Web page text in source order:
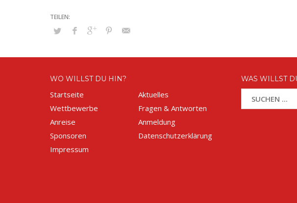
WO WILLST DU HIN?
Startseite
Aktuelles
Wettbewerbe
Fragen & Antworten
Anreise
Anmeldung
Sponsoren
Datenschutzerklärung
Impressum
WAS WILLST